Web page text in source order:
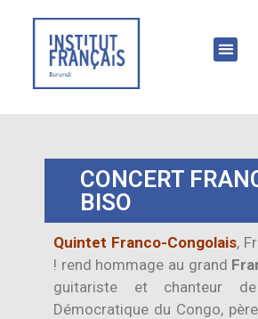
CONCERT
BISO
Quintet Franco-Congolais,
! rend hommage au grand
guitariste et chanteur de
Démocratique du Congo,